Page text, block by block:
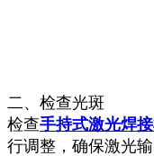
二、检查光斑
检查手持式激光焊
行调整，确保激光